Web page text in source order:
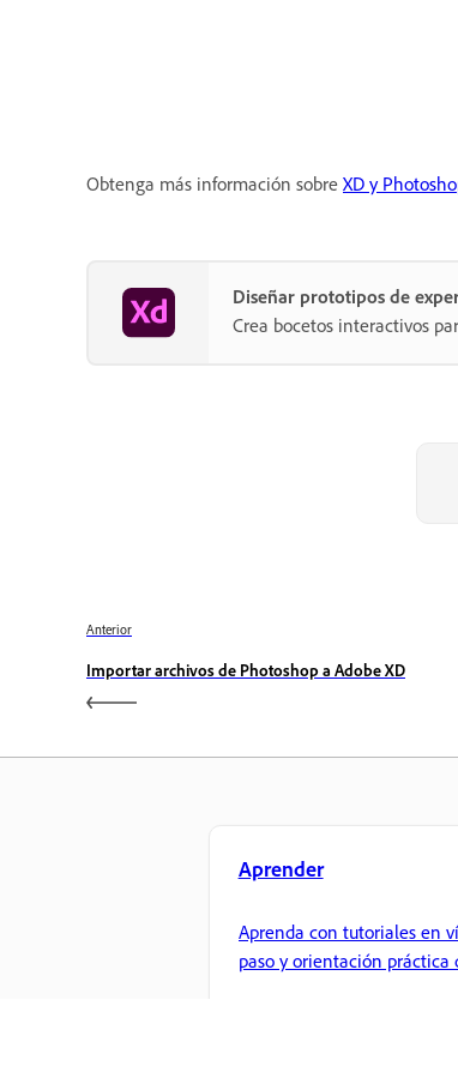
Obtenga más información sobre XD y
Diseñar prototipos de
Crea bocetos interactivos
Anterior
Importar archivos de Photoshop a Adobe XD
Aprender
Aprenda con tutoriales en
paso y orientación práctica